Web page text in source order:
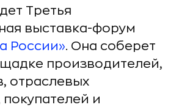
Третья
выставка-форум
России». Она соберет
производителей,
отраслевых
покупателей и